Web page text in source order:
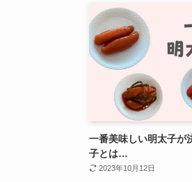
一番美味しい明太子が
子とは…
2023年10月12日